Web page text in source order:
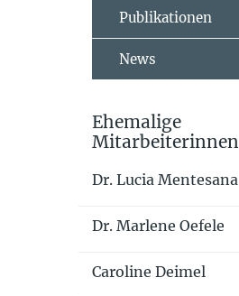
Publikationen
News
Ehemalige
Mitarbeiterinnen
Dr. Lucia Mentesana
Dr. Marlene Oefele
Caroline Deimel